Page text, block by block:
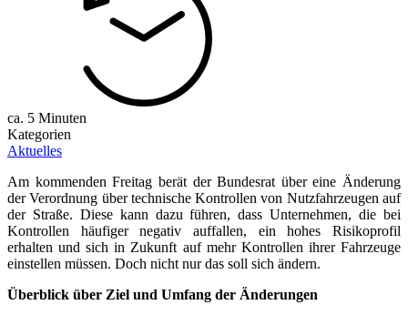
ca. 5 Minuten
Kategorien
Aktuelles
Am kommenden Freitag berät der Bundesrat über eine Änderung
der Verordnung über technische Kontrollen von Nutzfahrzeugen auf
der Straße. Diese kann dazu führen, dass Unternehmen, die bei
Kontrollen häufiger negativ auffallen, ein hohes Risikoprofil
erhalten und sich in Zukunft auf mehr Kontrollen ihrer Fahrzeuge
einstellen müssen. Doch nicht nur das soll sich ändern.
Überblick über Ziel und Umfang der Änderungen